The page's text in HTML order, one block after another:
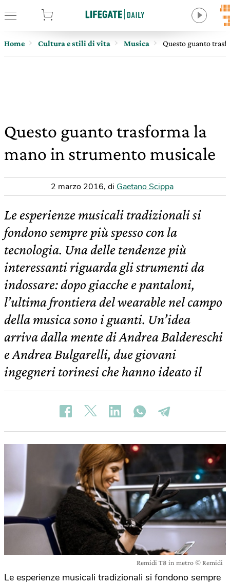
Home Cultura e stili di vita Musica Questo guanto
Questo guanto trasforma la
mano in strumento musicale
2 marzo 2016, di Gaetano Scippa
Le esperienze musicali tradizionali si
fondono sempre più spesso con la
tecnologia. Una delle tendenze più
interessanti riguarda gli strumenti da
indossare: dopo giacche e pantaloni,
l’ultima frontiera del wearable nel campo
della musica sono i guanti. Un’idea
arriva dalla mente di Andrea Baldereschi
e Andrea Bulgarelli, due giovani
ingegneri torinesi che hanno ideato il
Remidi T8 in metro © Remidi
Le esperienze musicali tradizionali si fondono sempre